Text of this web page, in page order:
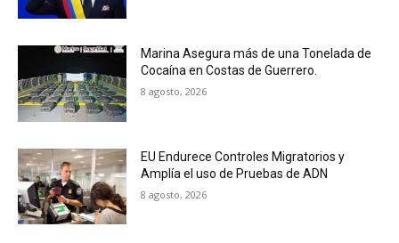
Marina Asegura más de una Tonelada de
Cocaína en Costas de Guerrero.
8 agosto, 2026
EU Endurece Controles Migratorios y
Amplía el uso de Pruebas de ADN
8 agosto, 2026